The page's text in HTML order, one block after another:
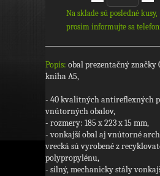
Na sklade sú posledné kusy,
prosím informujte sa
Popis: obal prezentačný značky
kniha A5,
- 40 kvalitných antireflexných
vnútorných obalov,
- rozmery: 185 x 223 x 15 mm,
- vonkajší obal aj vnútorné
vrecká sú vyrobené z
polypropylénu,
- silný, mechanicky stály